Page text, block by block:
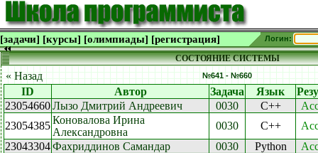
[задачи] [курсы] [олимпиады] [регистрация] Логин:
СОСТОЯНИЕ СИСТЕМЫ
« Назад №641 - №660
ID Автор Задача Язык
23054660Лызо Дмитрий Андреевич 0030 C++
23054385Коновалова Ирина
Александровна
0030 C++
23043304Фахриддинов Самандар 0030 Python